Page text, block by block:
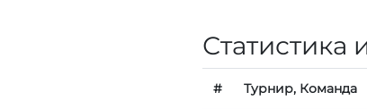
Статистика
# Турнир, Команда